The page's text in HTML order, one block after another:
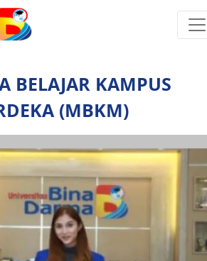
BELAJAR KAMPUS
(MBKM)